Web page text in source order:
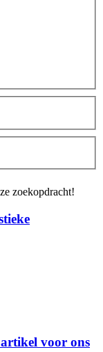
zoekopdracht!
voor ons